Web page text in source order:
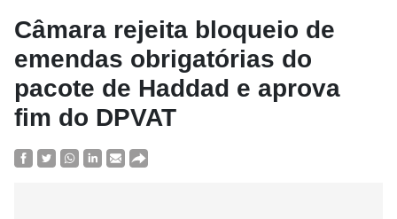
Câmara rejeita bloqueio de
emendas obrigatórias do
pacote de Haddad e aprova
fim do DPVAT